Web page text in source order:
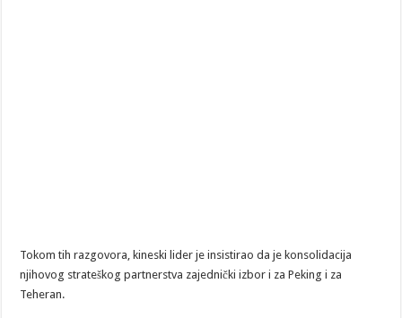
Tokom tih razgovora, kineski lider je insistirao da je konsolidacija
njihovog strateškog partnerstva zajednički izbor i za Peking i za
Teheran.